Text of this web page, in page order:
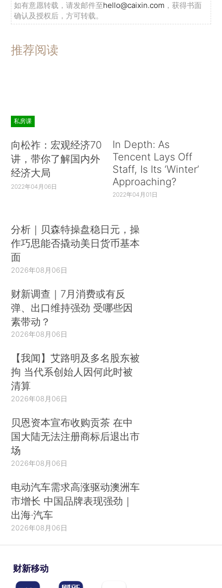
如有意愿转载，请发邮件至hello@caixin.com ，获得书面
确认及授权后，方可转载。
推荐阅读
私房课
向松祚：宏观经济70
讲，带你了解国内外
经济大局
2022年04月06日
In Depth: As
Tencent Lays Off
Staff, Is Its ‘Winter’
Approaching?
2022年04月01日
分析｜贝森特操盘稳日元，操
作巧思能否撬动美日货币基本
面
2026年08月06日
财新调查｜7月消费或有反
弹、出口维持强劲 受哪些因
素带动？
2026年08月06日
【我闻】艾路明及多名股东被
拘 当代系创始人因何此时被
清算
2026年08月06日
贝恩资本宣布收购贡茶 在中
国大陆无法注册商标后退出市
场
2026年08月06日
电动汽车需求高涨驱动澳洲车
市增长 中国品牌表现强劲｜
出海·汽车
2026年08月06日
财新移动